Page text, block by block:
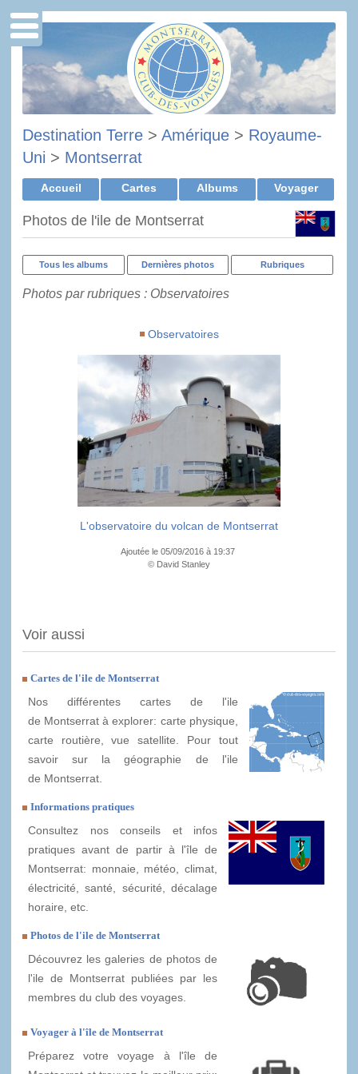
Destination Terre > Amérique > Royaume-
Uni > Montserrat
Accueil Cartes Albums Voyager
Photos de l'ile de Montserrat
Tous les albums Dernières photos Rubriques
Photos par rubriques : Observatoires
Observatoires
L'observatoire du volcan de Montserrat
Ajoutée le 05/09/2016 à 19:37
© David Stanley
Voir aussi
Cartes de l'ile de Montserrat
Nos différentes cartes de l'ile
de Montserrat à explorer: carte physique,
carte routière, vue satellite. Pour tout
savoir sur la géographie de l'ile
de Montserrat.
Informations pratiques
Consultez nos conseils et infos
pratiques avant de partir à l'île de
Montserrat: monnaie, météo, climat,
électricité, santé, sécurité, décalage
horaire, etc.
Photos de l'ile de Montserrat
Découvrez les galeries de photos de
l'ile de Montserrat publiées par les
membres du club des voyages.
Voyager à l'île de Montserrat
Préparez votre voyage à l'île de